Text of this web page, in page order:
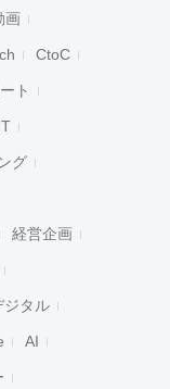
画
CtoC
ト
グ
経営企画
ジタル
AI